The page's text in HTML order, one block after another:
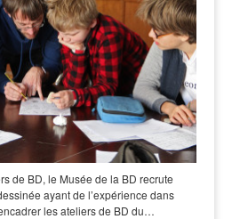
de BD, le Musée de la BD recrute
ayant de l’expérience dans
les ateliers de BD du…